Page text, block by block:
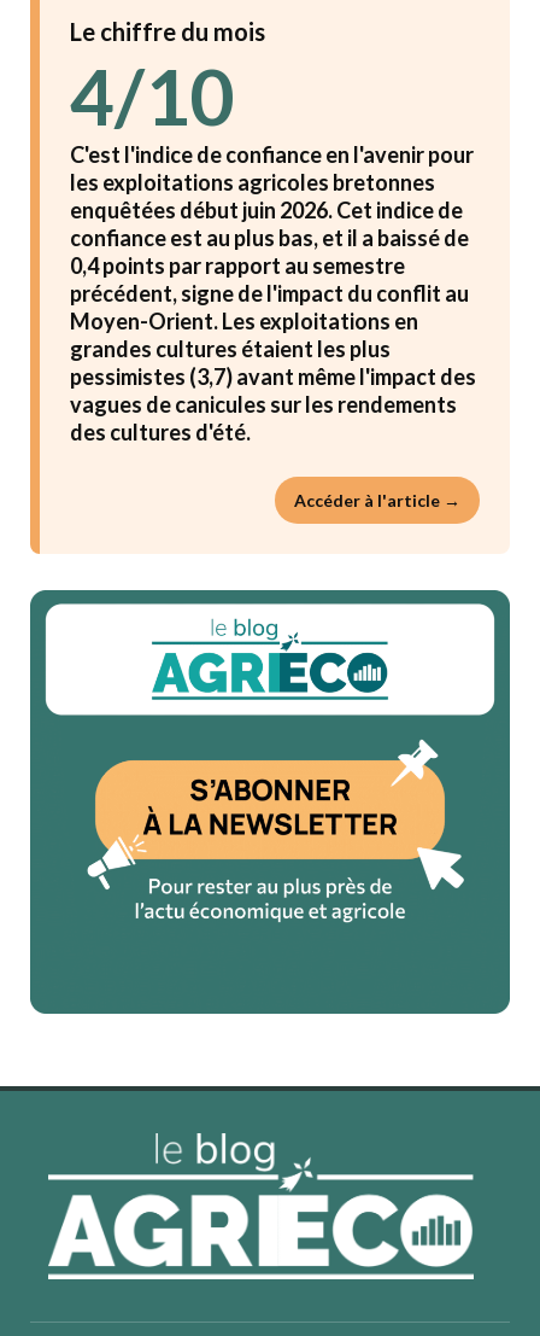
Le chiffre du mois
4/10
C'est l'indice de confiance en l'avenir pour
les exploitations agricoles bretonnes
enquêtées début juin 2026. Cet indice de
confiance est au plus bas, et il a baissé de
0,4 points par rapport au semestre
précédent, signe de l'impact du conflit au
Moyen-Orient. Les exploitations en
grandes cultures étaient les plus
pessimistes (3,7) avant même l'impact des
vagues de canicules sur les rendements
des cultures d'été.
Accéder à l'article →